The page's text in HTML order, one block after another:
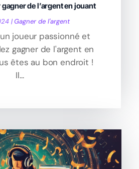
de l’argent en jouant
|Gagner de l'argent
joueur passionné et
gagner de l'argent en
êtes au bon endroit !
Il...